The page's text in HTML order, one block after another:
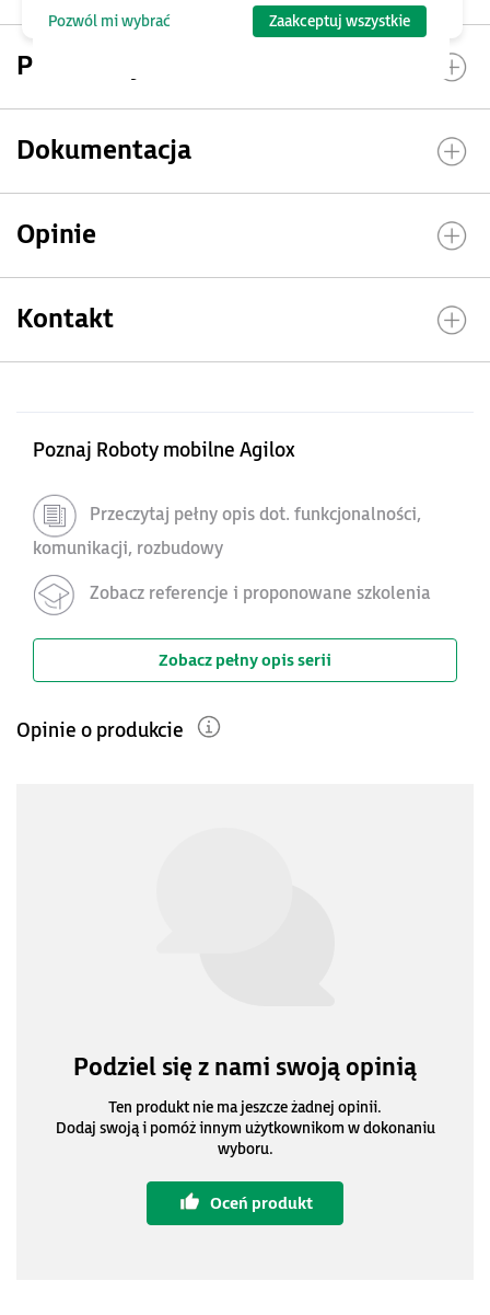
Parametry
Dokumentacja
Opinie
Kontakt
Poznaj Roboty mobilne Agilox
Przeczytaj pełny opis dot. funkcjonalności,
komunikacji, rozbudowy
Zobacz referencje i proponowane szkolenia
Zobacz pełny opis serii
Opinie o produkcie
Podziel się z nami swoją opinią
Ten produkt nie ma jeszcze żadnej opinii.
Dodaj swoją i pomóż innym użytkownikom w dokonaniu
wyboru.
Oceń produkt
Pozwól mi wybrać Zaakceptuj wszystkie